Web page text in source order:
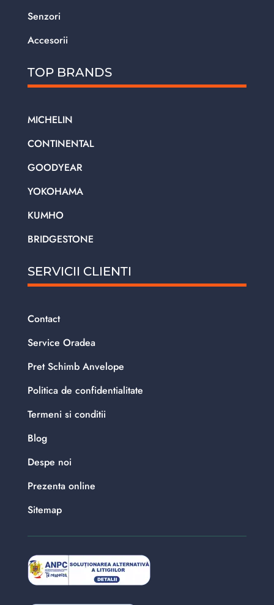
Senzori
Accesorii
TOP BRANDS
MICHELIN
CONTINENTAL
GOODYEAR
YOKOHAMA
KUMHO
BRIDGESTONE
SERVICII CLIENTI
Contact
Service Oradea
Pret Schimb Anvelope
Politica de confidentialitate
Termeni si conditii
Blog
Despe noi
Prezenta online
Sitemap